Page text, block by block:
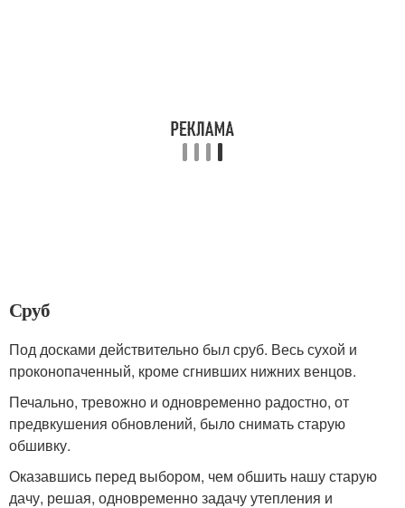
Сруб
Под досками действительно был сруб. Весь сухой и
проконопаченный, кроме сгнивших нижних венцов.
Печально, тревожно и одновременно радостно, от
предвкушения обновлений, было снимать старую
обшивку.
Оказавшись перед выбором, чем обшить нашу старую
дачу, решая, одновременно задачу утепления и